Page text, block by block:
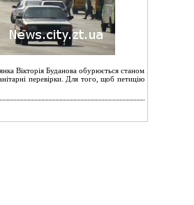
Вікторія Буданова обурюється станом
перевірки. Для того, щоб петицію